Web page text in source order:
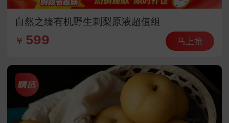
自然之臻有机野生刺梨原液超值组
￥ 599 马上抢